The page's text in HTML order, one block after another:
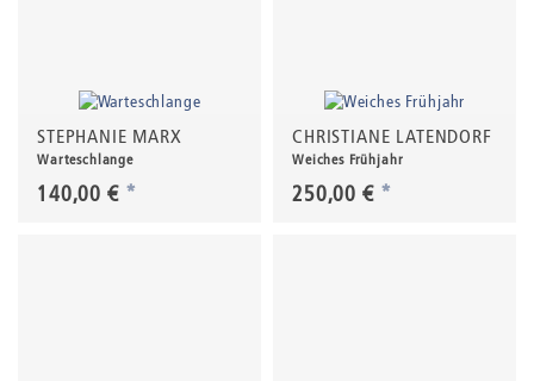
STEPHANIE MARX
Warteschlange
140,00 € *
CHRISTIANE LATENDORF
Weiches Frühjahr
250,00 € *